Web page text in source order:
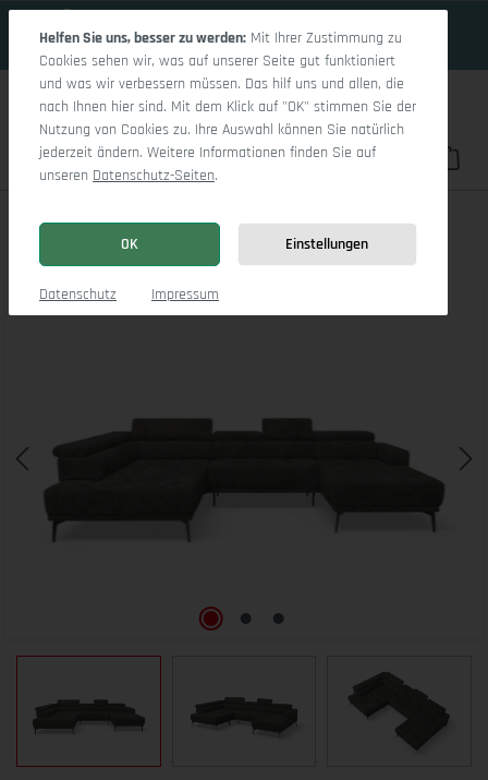
Du hast 0
Marco LO Aho gr Small L
Bildergalerie überspringen
Helfen Sie uns, besser zu werden: Mit Ihrer Zustimmung zu
Cookies sehen wir, was auf unserer Seite gut funktioniert
und was wir verbessern müssen. Das hilf uns und allen, die
nach Ihnen hier sind. Mit dem Klick auf "OK" stimmen Sie der
Nutzung von Cookies zu. Ihre Auswahl können Sie natürlich
jederzeit ändern. Weitere Informationen finden Sie auf
unseren Datenschutz-Seiten.
OK Einstellungen
Datenschutz Impressum